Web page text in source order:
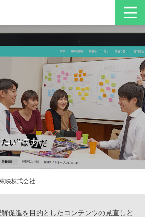
ニューアル
東映株式会社
促進を目的としたコンテンツの見直しと